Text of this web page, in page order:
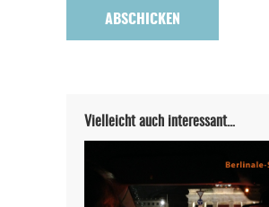
Vielleicht auch interessant…